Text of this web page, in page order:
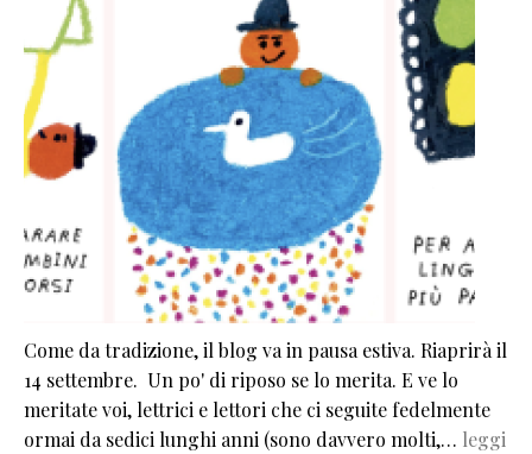
Come da tradizione, il blog va in pausa estiva. Riaprirà il
14 settembre. Un po' di riposo se lo merita. E ve lo
meritate voi, lettrici e lettori che ci seguite fedelmente
ormai da sedici lunghi anni (sono davvero molti,… leggi